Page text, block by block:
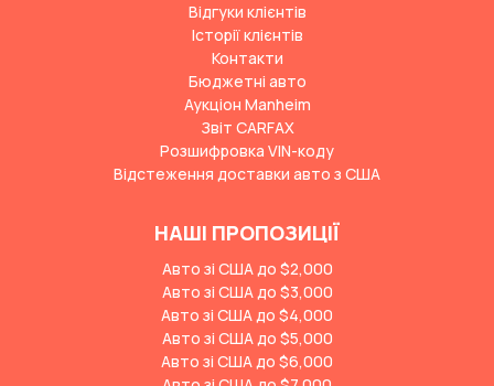
Відгуки клієнтів
Історії клієнтів
Контакти
Бюджетні авто
Аукціон Manheim
Звіт CARFAX
Розшифровка VIN-коду
Відстеження доставки авто з США
НАШІ ПРОПОЗИЦІЇ
Авто зі США до $2,000
Авто зі США до $3,000
Авто зі США до $4,000
Авто зі США до $5,000
Авто зі США до $6,000